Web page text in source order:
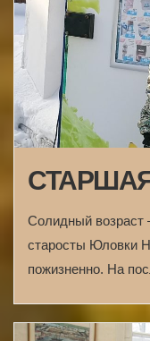
Солидный возраст
старосты Юловки
пожизненно. На